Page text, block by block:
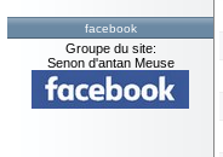
facebook
Groupe du site:
Senon d'antan Meuse